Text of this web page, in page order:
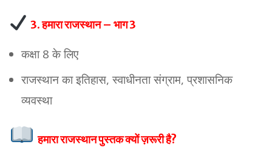
3. हमारा राजस्थान – भाग 3
कक्षा 8 के लिए
राजस्थान का इतिहास, स्वाधीनता संग्राम, प्रशासनिक
व्यवस्था
हमारा राजस्थान पुस्तक क्यों ज़रूरी है?